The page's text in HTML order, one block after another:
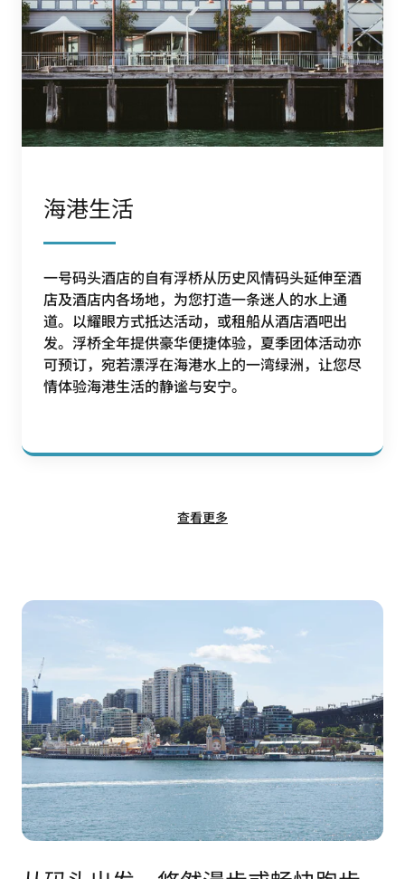
海港生活
一号码头酒店的自有浮桥从历史风情码头延伸至酒
店及酒店内各场地，为您打造一条迷人的水上通
道。以耀眼方式抵达活动，或租船从酒店酒吧出
发。浮桥全年提供豪华便捷体验，夏季团体活动亦
可预订，宛若漂浮在海港水上的一湾绿洲，让您尽
情体验海港生活的静谧与安宁。
查看更多